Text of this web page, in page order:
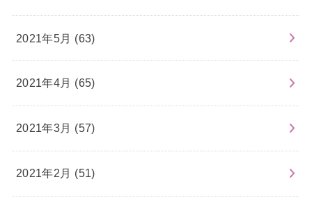
2021年5月 (63)
2021年4月 (65)
2021年3月 (57)
2021年2月 (51)